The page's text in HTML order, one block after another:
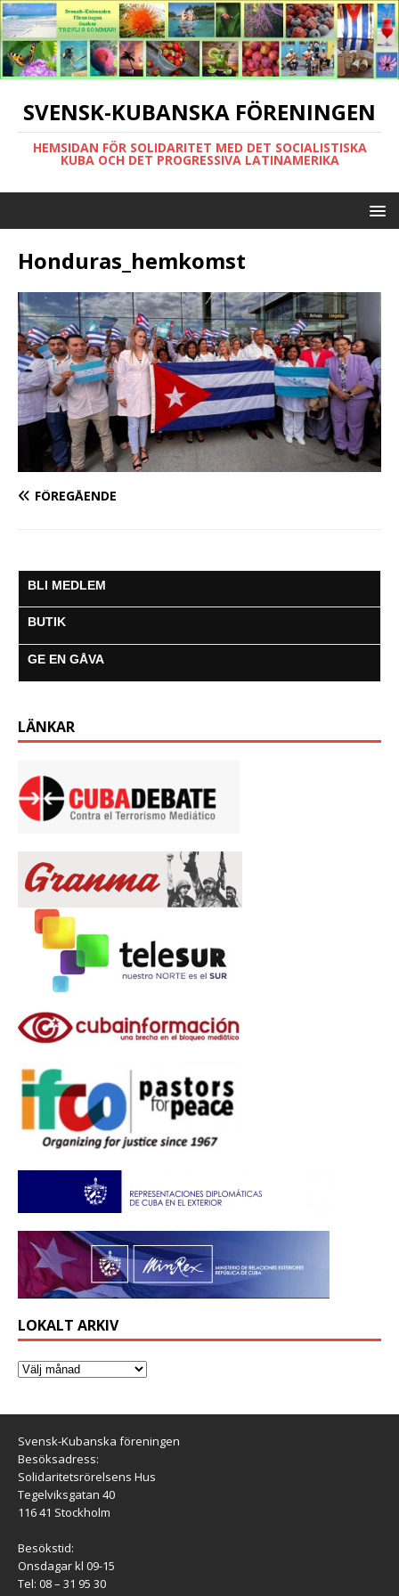
SVENSK-KUBANSKA FÖRENINGEN
HEMSIDAN FÖR SOLIDARITET MED DET SOCIALISTISKA
KUBA OCH DET PROGRESSIVA LATINAMERIKA
Honduras_hemkomst
FÖREGÅENDE
BLI MEDLEM
BUTIK
GE EN GÅVA
LÄNKAR
LOKALT ARKIV
Svensk-Kubanska föreningen
Besöksadress:
Solidaritetsrörelsens Hus
Tegelviksgatan 40
116 41 Stockholm
Besökstid:
Onsdagar kl 09-15
Tel: 08 – 31 95 30